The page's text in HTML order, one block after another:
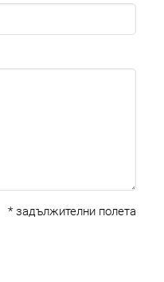
* задължителни полета